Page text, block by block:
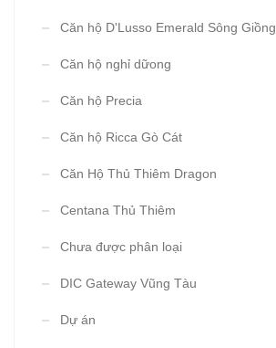
Căn hộ D'Lusso Emerald Sông Giồng
Căn hộ nghỉ dữong
Căn hộ Precia
Căn hộ Ricca Gò Cát
Căn Hộ Thủ Thiêm Dragon
Centana Thủ Thiêm
Chưa được phân loại
DIC Gateway Vũng Tàu
Dự án